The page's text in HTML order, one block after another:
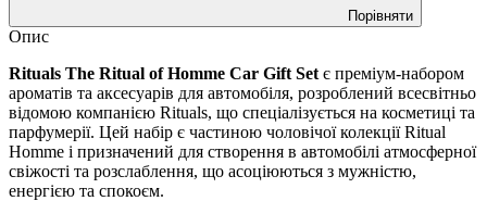
Порівняти
Опис
Rituals The Ritual of Homme Car Gift Set є преміум-набором
ароматів та аксесуарів для автомобіля, розроблений всесвітньо
відомою компанією Rituals, що спеціалізується на косметиці та
парфумерії. Цей набір є частиною чоловічої колекції Ritual
Homme і призначений для створення в автомобілі атмосферної
свіжості та розслаблення, що асоціюються з мужністю,
енергією та спокоєм.